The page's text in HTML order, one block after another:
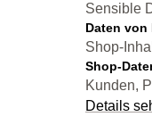
Sensible
Daten
Shop-
Shop-
Kunden,
Details